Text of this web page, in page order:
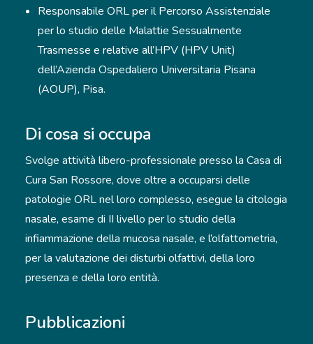
Responsabile ORL per il Percorso Assistenziale
per lo studio delle Malattie Sessualmente
Trasmesse e relative all’HPV (HPV Unit)
dell’Azienda Ospedaliero Universitaria Pisana
(AOUP), Pisa.
Di cosa si occupa
Svolge attività libero-professionale presso la Casa di
Cura San Rossore, dove oltre a occuparsi delle
patologie ORL nel loro complesso, esegue la citologia
nasale, esame di II livello per lo studio della
infiammazione della mucosa nasale, e l’olfattometria,
per la valutazione dei disturbi olfattivi, della loro
presenza e della loro entità.
Pubblicazioni